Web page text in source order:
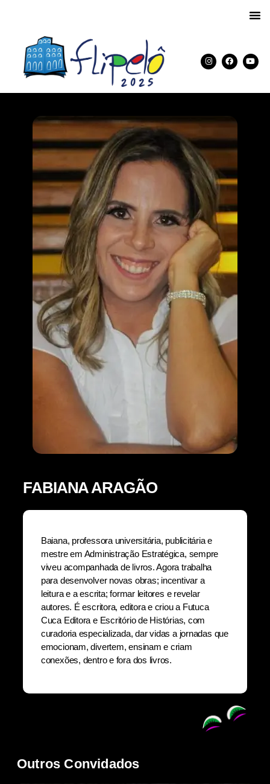
FABIANA ARAGÃO
Baiana, professora universitária, publicitária e
mestre em Administração Estratégica, sempre
viveu acompanhada de livros. Agora trabalha
para desenvolver novas obras; incentivar a
leitura e a escrita; formar leitores e revelar
autores. É escritora, editora e criou a Futuca
Cuca Editora e Escritório de Histórias, com
curadoria especializada, dar vidas a jornadas que
emocionam, divertem, ensinam e criam
conexões, dentro e fora dos livros.
Outros Convidados